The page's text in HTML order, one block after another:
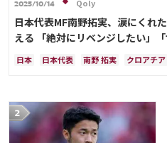
2025/10/14 Qoly
日本代表MF南野拓実、涙にくれ
える 「絶対にリベンジしたい」
日本 日本代表 南野 拓実 クロアチア